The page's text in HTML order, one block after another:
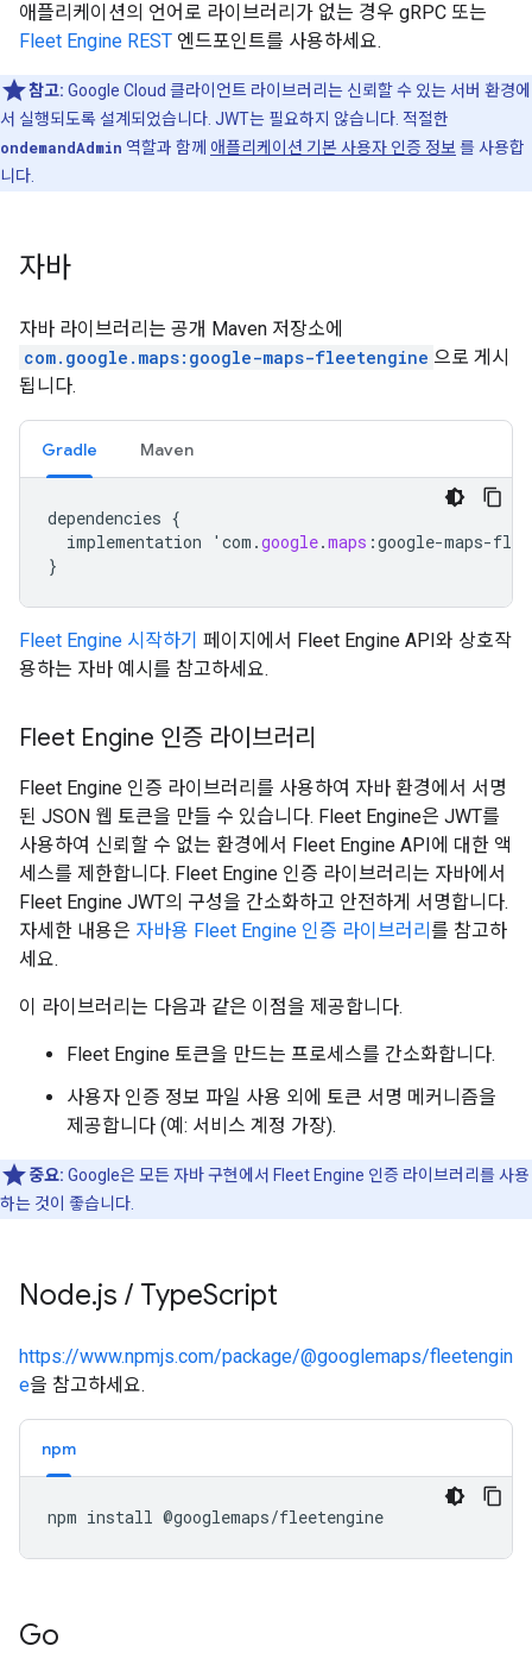
애플리케이션의 언어로 라이브러리가 없는 경우 gRPC 또는
Fleet Engine REST 엔드포인트를 사용하세요.
참고: Google Cloud 클라이언트 라이브러리는 신뢰할 수 있는 서버 환경에
서 실행되도록 설계되었습니다. JWT는 필요하지 않습니다. 적절한
ondemandAdmin 역할과 함께 애플리케이션 기본 사용자 인증 정보 를 사용합
니다.
자바
자바 라이브러리는 공개 Maven 저장소에
com.google.maps:google-maps-fleetengine 으로 게시
됩니다.
Gradle Maven
dependencies {
implementation
' com .google.maps :google-maps-
}
Fleet Engine 시작하기 페이지에서 Fleet Engine API와 상호작
용하는 자바 예시를 참고하세요.
Fleet Engine 인증 라이브러리
Fleet Engine 인증 라이브러리를 사용하여 자바 환경에서 서명
된 JSON 웹 토큰을 만들 수 있습니다. Fleet Engine은 JWT를
사용하여 신뢰할 수 없는 환경에서 Fleet Engine API에 대한 액
세스를 제한합니다. Fleet Engine 인증 라이브러리는 자바에서
Fleet Engine JWT의 구성을 간소화하고 안전하게 서명합니다.
자세한 내용은 자바용 Fleet Engine 인증 라이브러리 를 참고하
세요.
이 라이브러리는 다음과 같은 이점을 제공합니다.
Fleet Engine 토큰을 만드는 프로세스를 간소화합니다.
사용자 인증 정보 파일 사용 외에 토큰 서명 메커니즘을
제공합니다 (예: 서비스 계정 가장).
중요: Google은 모든 자바 구현에서 Fleet Engine 인증 라이브러리를 사용
하는 것이 좋습니다.
Node.js / TypeScript
https://www.npmjs.com/package/@googlemaps/fleetengin
e을 참고하세요.
npm
npm install
Go